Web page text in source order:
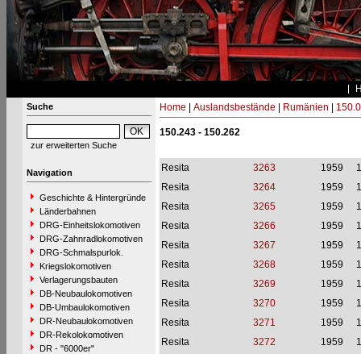
Suche
zur erweiterten Suche
Navigation
Geschichte & Hintergründe
Länderbahnen
DRG-Einheitslokomotiven
DRG-Zahnradlokomotiven
DRG-Schmalspurlok.
Kriegslokomotiven
Verlagerungsbauten
DB-Neubaulokomotiven
DB-Umbaulokomotiven
DR-Neubaulokomotiven
DR-Rekolokomotiven
DR - "6000er"
Home Auslandsbestände Rumänien 150.0
150.243 - 150.262
Resita 3263 1959
Resita
3264 1959
Resita
3265 1959
Resita
3266 1959
Resita
3267 1959
Resita
3268 1959
Resita
3269 1959
Resita
3270 1959
Resita
3271 1959
Resita
3272 1959